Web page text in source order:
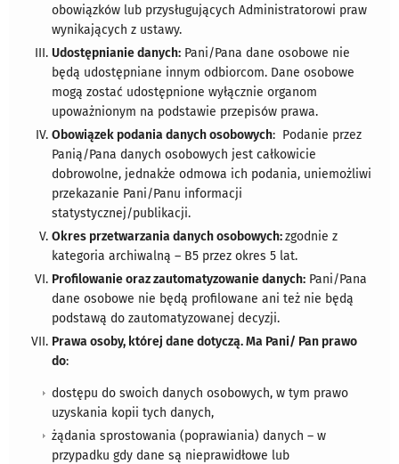
obowiązków lub przysługujących Administratorowi praw
wynikających z ustawy.
Udostępnianie danych: Pani/Pana dane osobowe nie
będą udostępniane innym odbiorcom. Dane osobowe
mogą zostać udostępnione wyłącznie organom
upoważnionym na podstawie przepisów prawa.
Obowiązek podania danych osobowych: Podanie przez
Panią/Pana danych osobowych jest całkowicie
dobrowolne, jednakże odmowa ich podania, uniemożliwi
przekazanie Pani/Panu informacji
statystycznej/publikacji.
Okres przetwarzania danych osobowych:zgodnie z
kategoria archiwalną – B5 przez okres 5 lat.
Profilowanie oraz zautomatyzowanie danych: Pani/Pana
dane osobowe nie będą profilowane ani też nie będą
podstawą do zautomatyzowanej decyzji.
Prawa osoby, której dane dotyczą. Ma Pani/ Pan prawo
do:
dostępu do swoich danych osobowych, w tym prawo
uzyskania kopii tych danych,
żądania sprostowania (poprawiania) danych – w
przypadku gdy dane są nieprawidłowe lub